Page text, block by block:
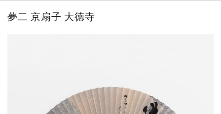
夢二 京扇子 大徳寺